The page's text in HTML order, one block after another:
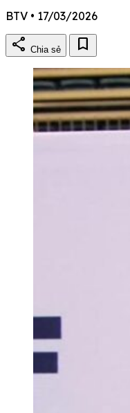
BTV • 17/03/2026
share Chia sẻ bookmark